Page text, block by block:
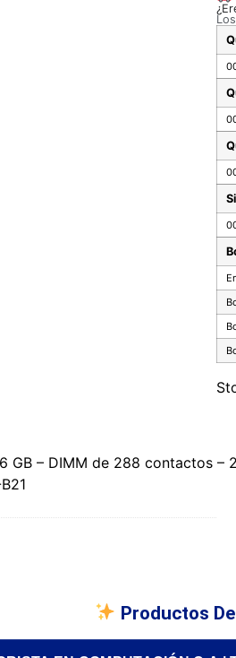
GB – DIMM de 288 contactos
Productos